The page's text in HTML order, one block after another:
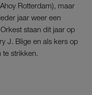
Rotterdam), maar
jaar weer een
staan dit jaar op
J. Blige en als kers op
te strikken.